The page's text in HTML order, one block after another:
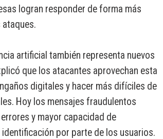
logran responder de forma más
artificial también representa nuevos
que los atacantes aprovechan esta
digitales y hacer más difíciles de
Hoy los mensajes fraudulentos
y mayor capacidad de
por parte de los usuarios.